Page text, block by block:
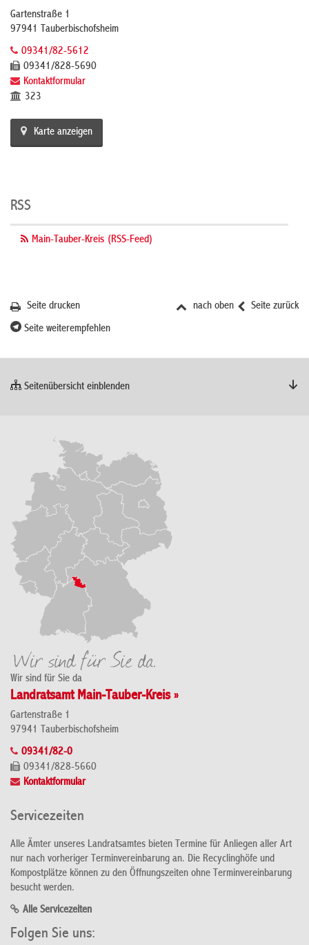
Gartenstraße 1
97941 Tauberbischofsheim
09341/82-5612
09341/828-5690
Kontaktformular
323
Karte anzeigen
RSS
Main-Tauber-Kreis (RSS-Feed)
Seite zurück
nach oben
Seite drucken
Seite weiterempfehlen
Seitenübersicht einblenden
Wir sind für Sie da
Landratsamt Main-Tauber-Kreis »
Gartenstraße 1
97941 Tauberbischofsheim
09341/82-0
09341/828-5660
Kontaktformular
Servicezeiten
Alle Ämter unseres Landratsamtes bieten Termine für Anliegen aller Art
nur nach vorheriger Terminvereinbarung an. Die Recyclinghöfe und
Kompostplätze können zu den Öffnungszeiten ohne Terminvereinbarung
besucht werden.
Alle Servicezeiten
Folgen Sie uns: